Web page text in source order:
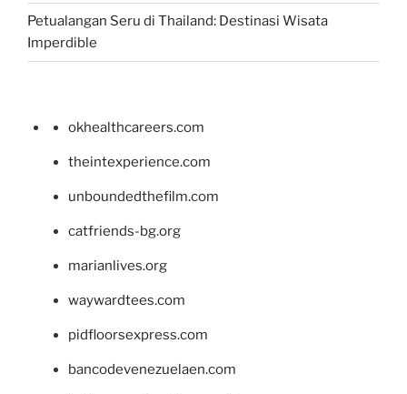
Petualangan Seru di Thailand: Destinasi Wisata
Imperdible
okhealthcareers.com
theintexperience.com
unboundedthefilm.com
catfriends-bg.org
marianlives.org
waywardtees.com
pidfloorsexpress.com
bancodevenezuelaen.com